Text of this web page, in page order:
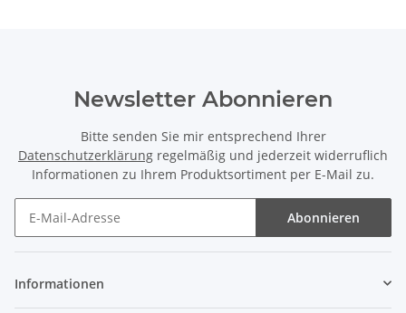
Newsletter Abonnieren
Bitte senden Sie mir entsprechend Ihrer
Datenschutzerklärung regelmäßig und jederzeit widerruflich
Informationen zu Ihrem Produktsortiment per E-Mail zu.
Abonnieren
Informationen